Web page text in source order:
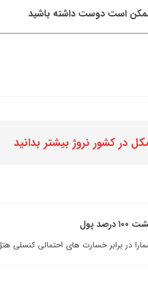
است دوست داشته باشید
در کشور نروژ بیشتر بدانید
درصد پول
در برابر خسارت های احتمالی کنسلی